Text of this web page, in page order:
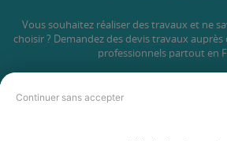
Continuer sans accepter
Vous souhaitez réaliser des travaux et ne
choisir ? Demandez des devis travaux auprès
professionnels partout en